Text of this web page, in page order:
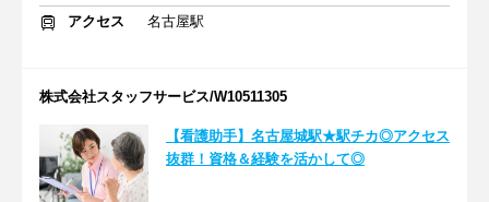
アクセス
名古屋駅
株式会社スタッフサービス/W10511305
【看護助手】名古屋城駅★駅チカ◎アクセス
抜群！資格＆経験を活かして◎